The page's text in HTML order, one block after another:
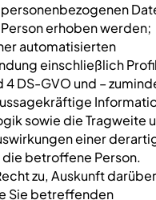
erhoben werden;
automatisierten
einschließlich
4 DS-GVO und –
sowie die Tragweite
einer
betroffene Person.
zu, Auskunft
Sie betreffenden